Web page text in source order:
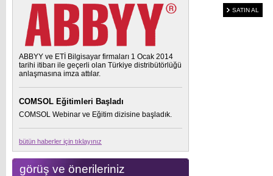
SATIN AL
ABBYY ve ETİ Bilgisayar firmaları 1 Ocak 2014
tarihi itibarı ile geçerli olan Türkiye distribütörlüğü
anlaşmasına imza attılar.
COMSOL Eğitimleri Başladı
COMSOL Webinar ve Eğitim dizisine başladık.
bütün haberler için tıklayınız
görüş ve önerileriniz